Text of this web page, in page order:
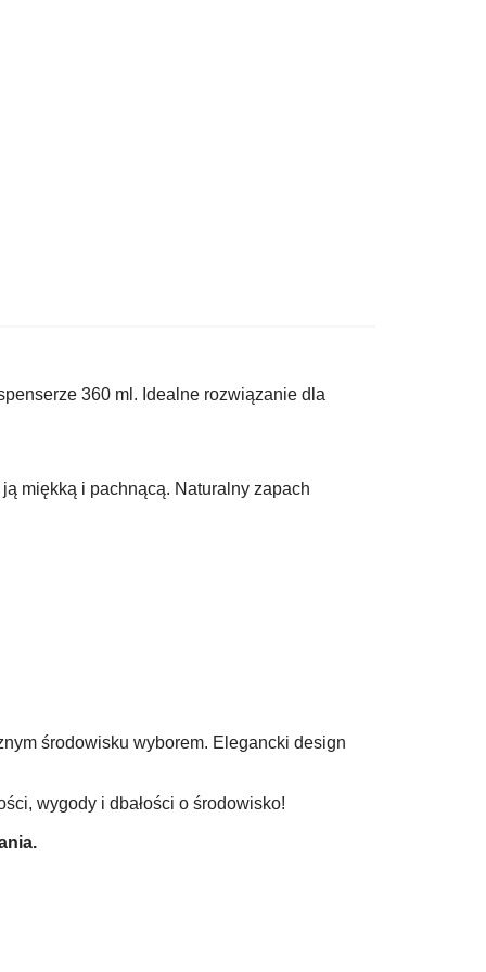
360 ml. Idealne rozwiązanie dla
miękką i pachnącą. Naturalny zapach
środowisku wyborem. Elegancki design
wygody i dbałości o środowisko!